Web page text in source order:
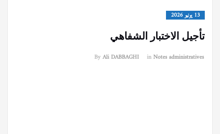
13 يونيو 2026
تأجيل الاختبار الشفاهي
ByAli DABBAGHI inNotes administratives